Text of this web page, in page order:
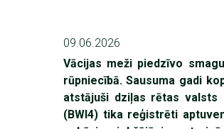
09.06.2026
Vācijas meži piedzīvo
rūpniecībā. Sausuma gadi
atstājuši dziļas rētas valsts
(BWI4) tika reģistrēti